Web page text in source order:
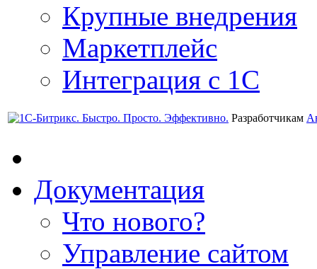
Крупные внедрения
Маркетплейс
Интеграция с 1С
Разработчикам
Документация
Что нового?
Управление сайтом